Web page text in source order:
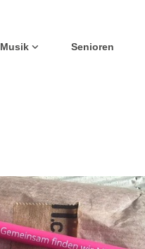
Musik Senioren